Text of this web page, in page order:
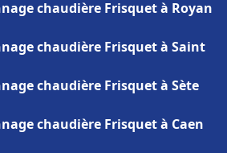
chaudière Frisquet à Royan
chaudière Frisquet à Saint
chaudière Frisquet à Sète
chaudière Frisquet à Caen